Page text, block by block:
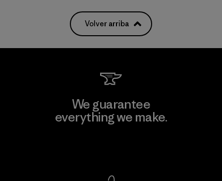
Volver arriba
We guarantee
everything we make.